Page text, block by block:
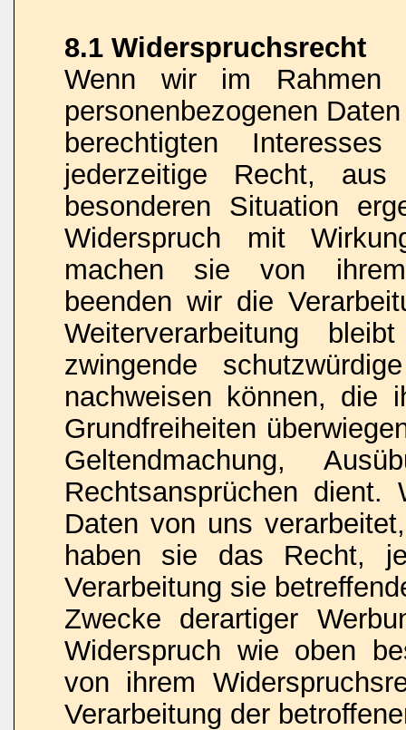
8.1 Widerspruchsrecht
Wenn wir im Rahmen
personenbezogenen
berechtigten
jederzeitige Recht,
besonderen Situation
Widerspruch mit
machen sie von ihrem
beenden wir die
Weiterverarbeitung
zwingende
nachweisen können, die
Grundfreiheiten
Geltendmachung,
Rechtsansprüchen dient.
Daten von uns
haben sie das Recht,
Verarbeitung sie
Zwecke derartiger
Widerspruch wie oben
von ihrem
Verarbeitung der